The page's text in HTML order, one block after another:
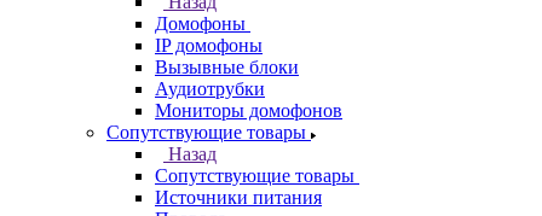
Домофоны
IP домофоны
Вызывные блоки
Аудиотрубки
Мониторы домофонов
Сопутствующие товары
Назад
Сопутствующие товары
Источники питания